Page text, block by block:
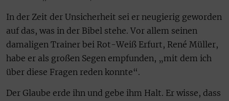
In der Zeit der Unsicherheit sei er neugierig geworden
auf das, was in der Bibel stehe. Vor allem seinen
damaligen Trainer bei Rot-Weiß Erfurt, René Müller,
habe er als großen Segen empfunden, „mit dem ich
über diese Fragen reden konnte“.
Der Glaube erde ihn und gebe ihm Halt. Er wisse, dass